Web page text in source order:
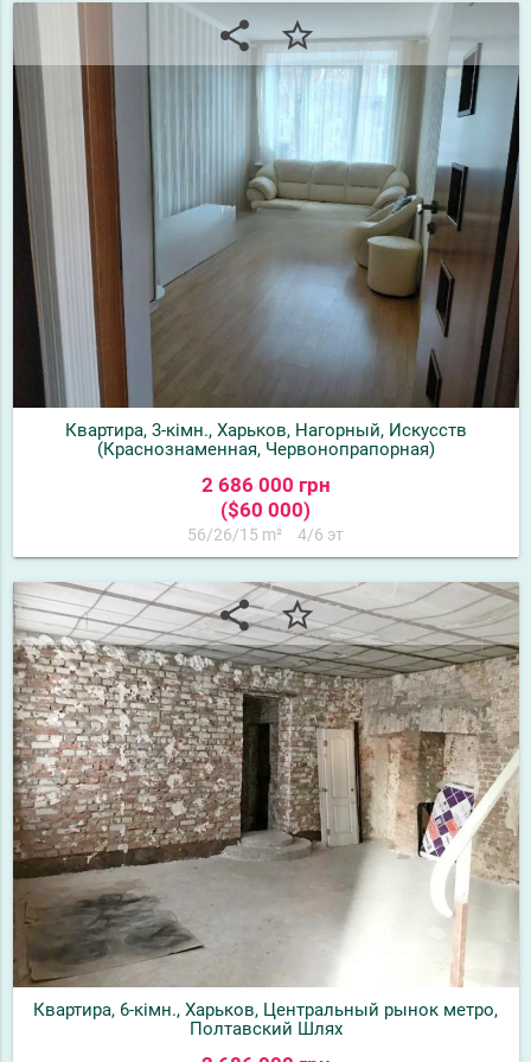
share star_border
Квартира, 3-кімн., Харьков, Нагорный, Искусств
(Краснознаменная, Червонопрапорная)
2 686 000 грн
($60 000)
56/26/15 m² 4/6 эт
share star_border
Квартира, 6-кімн., Харьков, Центральный рынок метро,
Полтавский Шлях